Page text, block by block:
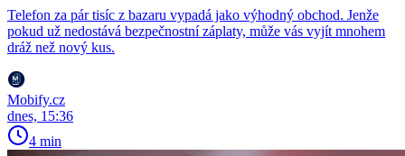
Telefon za pár tisíc z bazaru vypadá jako výhodný obchod. Jenže
pokud už nedostává bezpečnostní záplaty, může vás vyjít mnohem
dráž než nový kus.
Mobify.cz
dnes, 15:36
4 min